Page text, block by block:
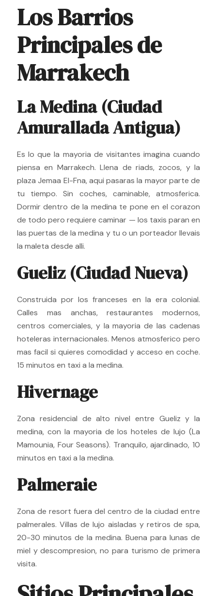
Los Barrios
Principales de
Marrakech
La Medina (Ciudad
Amurallada Antigua)
Es lo que la mayoria de visitantes imagina cuando
piensa en Marrakech. Llena de riads, zocos, y la
plaza Jemaa El-Fna, aqui pasaras la mayor parte de
tu tiempo. Sin coches, caminable, atmosferica.
Dormir dentro de la medina te pone en el corazon
de todo pero requiere caminar — los taxis paran en
las puertas de la medina y tu o un porteador llevais
la maleta desde alli.
Gueliz (Ciudad Nueva)
Construida por los franceses en la era colonial.
Calles mas anchas, restaurantes modernos,
centros comerciales, y la mayoria de las cadenas
hoteleras internacionales. Menos atmosferico pero
mas facil si quieres comodidad y acceso en coche.
15 minutos en taxi a la medina.
Hivernage
Zona residencial de alto nivel entre Gueliz y la
medina, con la mayoria de los hoteles de lujo (La
Mamounia, Four Seasons). Tranquilo, ajardinado, 10
minutos en taxi a la medina.
Palmeraie
Zona de resort fuera del centro de la ciudad entre
palmerales. Villas de lujo aisladas y retiros de spa,
20-30 minutos de la medina. Buena para lunas de
miel y descompresion, no para turismo de primera
visita.